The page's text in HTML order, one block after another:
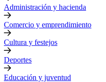
Administración y hacienda
Comercio y emprendimiento
Cultura y festejos
Deportes
Educación y juventud